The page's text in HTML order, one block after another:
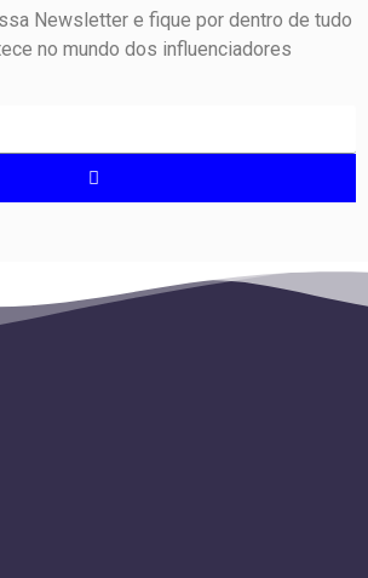
Newsletter e fique por dentro de tudo
no mundo dos influenciadores